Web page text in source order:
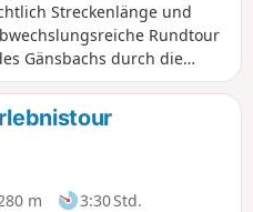
Streckenlänge und
Rundtour
Gänsbachs durch die
zum Gehöft Bruderhof mit
kann die Tour über
werden. Die Tour
Wanderparkplätzen
der Start am Parkplatz
m
3:30 Std.